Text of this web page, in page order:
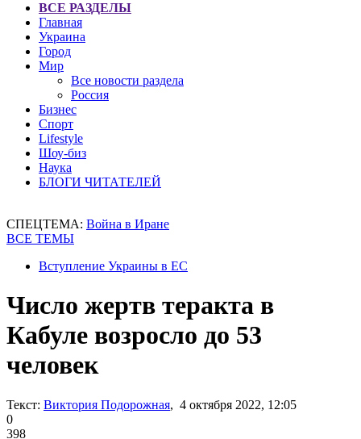
ВСЕ РАЗДЕЛЫ
Главная
Украина
Город
Мир
Все новости раздела
Россия
Бизнес
Спорт
Lifestyle
Шоу-биз
Наука
БЛОГИ ЧИТАТЕЛЕЙ
СПЕЦТЕМА: Война в Иране
ВСЕ ТЕМЫ
Вступление Украины в ЕС
Число жертв теракта в
Кабуле возросло до 53
человек
Текст: Виктория Подорожная, 4 октября 2022, 12:05
0
398